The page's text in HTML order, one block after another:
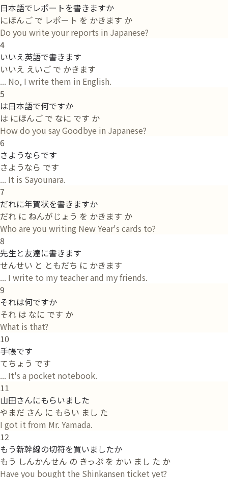
日本語でレポートを書きますか
にほんご で レポート を かきます か
Do you write your reports in Japanese?
4
いいえ英語で書きます
いいえ えいご で かきます
... No, I write them in English.
5
は日本語で何ですか
は にほんご で なに です か
How do you say Goodbye in Japanese?
6
さようならです
さようなら です
... It is Sayounara.
7
だれに年賀状を書きますか
だれ に ねんがじょう を かきます か
Who are you writing New Year's cards to?
8
先生と友達に書きます
せんせい と ともだち に かきます
... I write to my teacher and my friends.
9
それは何ですか
それ は なに です か
What is that?
10
手帳です
てちょう です
... It's a pocket notebook.
11
山田さんにもらいました
やまだ さん に もらい まし た
I got it from Mr. Yamada.
12
もう新幹線の切符を買いましたか
もう しんかんせん の きっぷ を かい まし た か
Have you bought the Shinkansen ticket yet?